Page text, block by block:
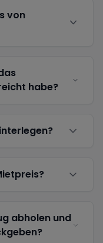
von
habe?
abholen und